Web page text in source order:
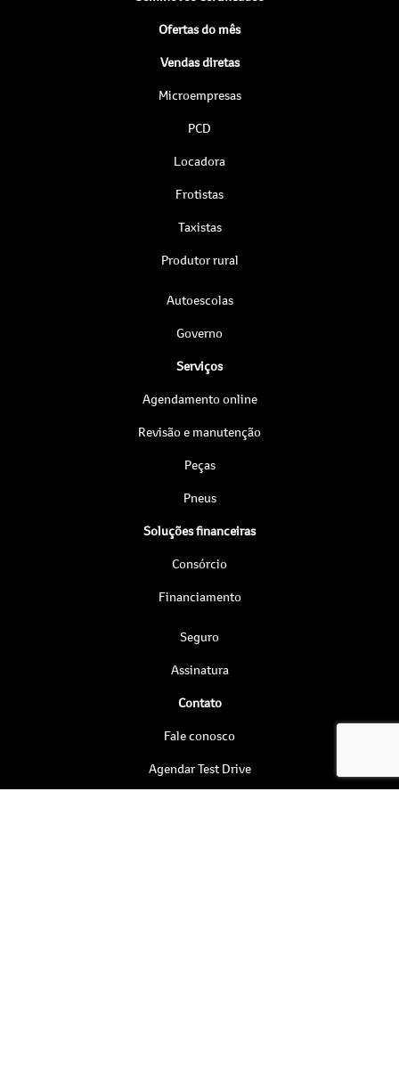
Ofertas do mês
Vendas diretas
Microempresas
PCD
Locadora
Frotistas
Taxistas
Produtor rural
Autoescolas
Governo
Serviços
Agendamento online
Revisão e manutenção
Peças
Pneus
Soluções financeiras
Consórcio
Financiamento
Seguro
Assinatura
Contato
Fale conosco
Agendar Test Drive